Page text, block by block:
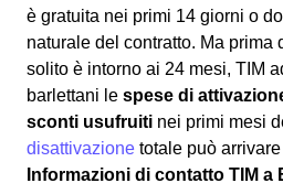
è gratuita nei primi 14 giorni o
naturale del contratto. Ma prima
solito è intorno ai 24 mesi, TIM
barlettani le spese di
sconti usufruiti nei primi mesi
disattivazione totale può
Informazioni di contatto TIM a